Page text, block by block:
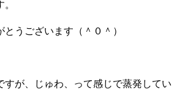
うございます（＾０＾）
すが、じゅわ、って感じで蒸発してい